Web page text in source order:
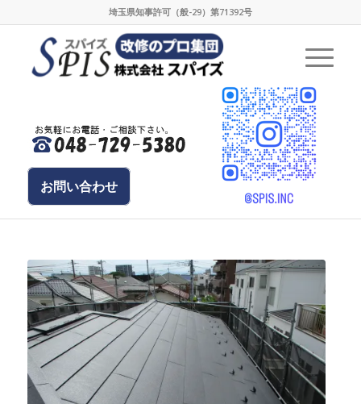
埼玉県知事許可（般-29）第71392号
お問い合わせ